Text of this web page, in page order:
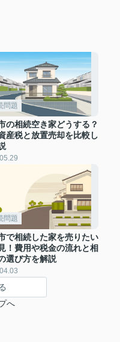
問題
の相続空き家どうする？
産税と放置売却を比較し
問題
で相続した家を売りたい
！費用や税金の流れと相
選び方を解説
へ